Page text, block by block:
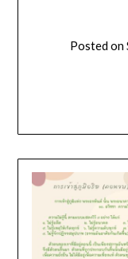
Posted on